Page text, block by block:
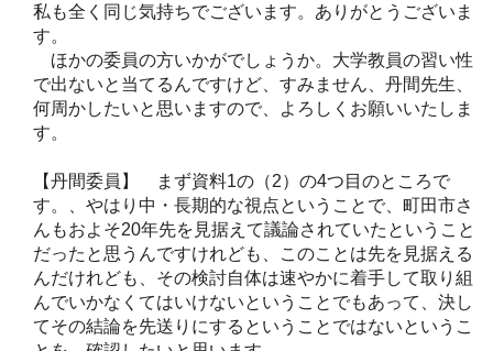
私も全く同じ気持ちでございます。ありがとうございま
す。
ほかの委員の方いかがでしょうか。大学教員の習い性
で出ないと当てるんですけど、すみません、丹間先生、
何周かしたいと思いますので、よろしくお願いいたしま
す。
【丹間委員】 まず資料1の（2）の4つ目のところで
す。、やはり中・長期的な視点ということで、町田市さ
んもおよそ20年先を見据えて議論されていたということ
だったと思うんですけれども、このことは先を見据える
んだけれども、その検討自体は速やかに着手して取り組
んでいかなくてはいけないということでもあって、決し
てその結論を先送りにするということではないというこ